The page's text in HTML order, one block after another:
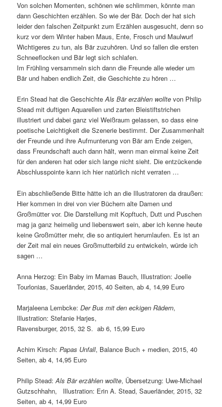
Von solchen Momenten, schönen wie schlimmen, könnte man
dann Geschichten erzählen. So wie der Bär. Doch der hat sich
leider den falschen Zeitpunkt zum Erzählen ausgesucht, denn so
kurz vor dem Winter haben Maus, Ente, Frosch und Maulwurf
Wichtigeres zu tun, als Bär zuzuhören. Und so fallen die ersten
Schneeflocken und Bär legt sich schlafen.
Im Frühling versammeln sich dann die Freunde alle wieder um
Bär und haben endlich Zeit, die Geschichte zu hören …
Erin Stead hat die GeschichteAls Bär erzählen wollte von Philip
Stead mit duftigen Aquarellen und zarten Bleistiftstrichen
illustriert und dabei ganz viel Weißraum gelassen, so dass eine
poetische Leichtigkeit die Szenerie bestimmt. Der Zusammenhalt
der Freunde und ihre Aufmunterung von Bär am Ende zeigen,
dass Freundschaft auch dann hält, wenn man einmal keine Zeit
für den anderen hat oder sich lange nicht sieht. Die entzückende
Abschlusspointe kann ich hier natürlich nicht verraten …
Ein abschließende Bitte hätte ich an die Illustratoren da draußen:
Hier kommen in drei von vier Büchern alte Damen und
Großmütter vor. Die Darstellung mit Kopftuch, Dutt und Puschen
mag ja ganz heimelig und liebenswert sein, aber ich kenne heute
keine Großmütter mehr, die so antiquiert herumlaufen. Es ist an
der Zeit mal ein neues Großmutterbild zu entwickeln, würde ich
sagen …
Anna Herzog: Ein Baby im Mamas Bauch, Illustration: Joelle
Tourlonias, Sauerländer, 2015, 40 Seiten, ab 4, 14,99 Euro
Marjaleena Lembcke:DerBus mit deneckigen Rädern,
Illustration: Stefanie Harjes,
Ravensburger, 2015, 32 S. ab 6, 15,99 Euro
Achim Kirsch:Papas Unfall, Balance Buch + medien, 2015, 40
Seiten, ab 4, 14,95 Euro
Philip Stead:Als Bär erzählen wollte, Übersetzung: Uwe-Michael
Gutzschhahn, Illustration: Erin A. Stead, Sauerländer, 2015, 32
Seiten, ab 4, 14,99 Euro